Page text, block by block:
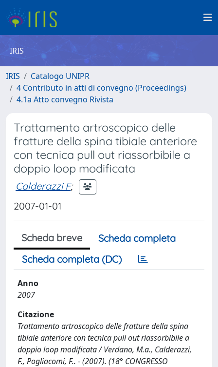
IRIS
IRIS
Catalogo UNIPR
4 Contributo in atti di convegno (Proceedings)
4.1a Atto convegno Rivista
Trattamento artroscopico delle
fratture della spina tibiale anteriore
con tecnica pull out riassorbibile a
doppio loop modificata
Calderazzi F;
2007-01-01
Scheda breve
Scheda completa
Scheda completa (DC)
Anno
2007
Citazione
Trattamento artroscopico delle fratture della spina
tibiale anteriore con tecnica pull out riassorbibile a
doppio loop modificata / Verdano, M.a., Calderazzi,
F., Pogliacomi, F.. - (2007). (18° CONGRESSO